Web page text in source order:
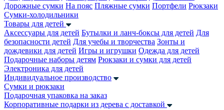
Дорожные сумки На пояс Пляжные сумки Портфели Рюкзаки
Сумки-холодильники
Товары для детей
Аксессуары для детей Бутылки и ланч-боксы для детей Для
безопасности детей Для учебы и творчества Зонты и
дождевики для детей Игры и игрушки Одежда для детей
Подарочные наборы детям Рюкзаки и сумки для детей
Электроника для детей
Индивидуальное производство
Сумки и рюкзаки
Подарочная упаковка на заказ
Корпоративные подарки из дерева с доставкой